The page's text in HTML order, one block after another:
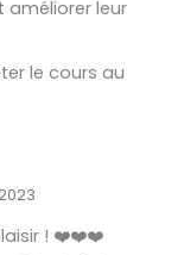
leur
le cours au
! ❤️❤️❤️